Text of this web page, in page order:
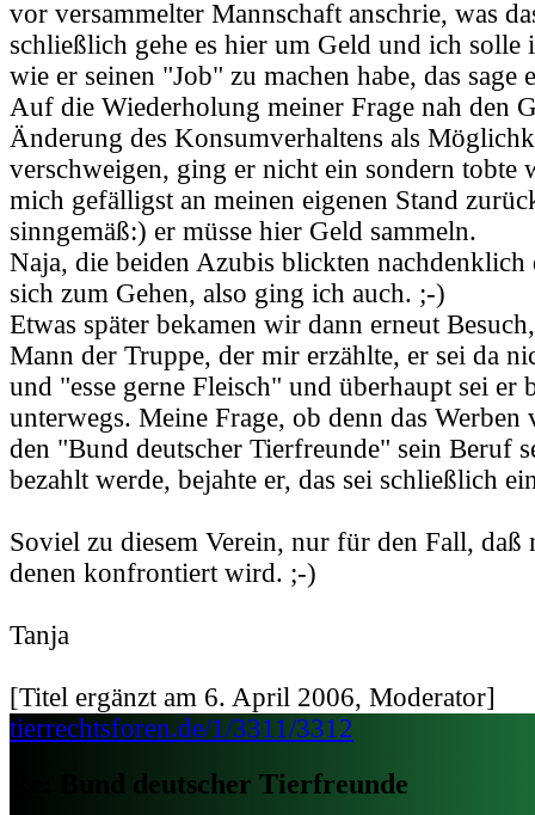
vor versammelter Mannschaft anschrie, was
schließlich gehe es hier um Geld und ich solle
wie er seinen "Job" zu machen habe, das sage
Auf die Wiederholung meiner Frage nah den
Änderung des Konsumverhaltens als
verschweigen, ging er nicht ein sondern tobte
mich gefälligst an meinen eigenen Stand
sinngemäß:) er müsse hier Geld sammeln.
Naja, die beiden Azubis blickten
sich zum Gehen, also ging ich auch. ;-)
Etwas später bekamen wir dann erneut
Mann der Truppe, der mir erzählte, er sei da
und "esse gerne Fleisch" und überhaupt sei er
unterwegs. Meine Frage, ob denn das
den "Bund deutscher Tierfreunde" sein Beruf
bezahlt werde, bejahte er, das sei schließlich
Soviel zu diesem Verein, nur für den Fall, daß
denen konfrontiert wird. ;-)
Tanja
[Titel ergänzt am 6. April 2006, Moderator]
tierrechtsforen.de/1/3311/3312
Re: Bund deutscher Tierfreunde